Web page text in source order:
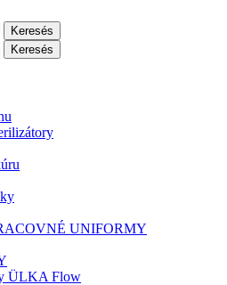
Keresés
Keresés
UNIFORMY
ÜLKA Flow